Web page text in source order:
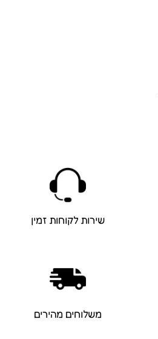
שירות לקוחות זמין
משלוחים מהירים